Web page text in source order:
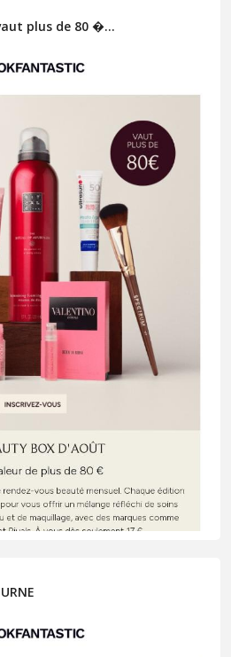
plus de 80 �...